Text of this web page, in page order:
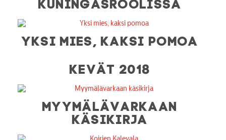
YKSI MIES, KAKSI POMOA
KEVÄT 2018
MYYMÄLÄVARKAAN
KÄSIKIRJA